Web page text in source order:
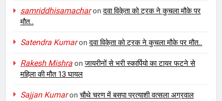
samriddhisamacharonदवा विके्ता को ट्रक ने कुचला मौके पर
मौत..
Satendra Kumaronदवा विके्ता को ट्रक ने कुचला मौके पर मौत..
Rakesh Mishra onजायरीनों से भरी स्कार्पियो का टायर फटने से
महिला की मौत 13 घायल
Sajjan Kumaronचौथे चरण में बसपा प्रत्याशी वत्सला अग्रवाल